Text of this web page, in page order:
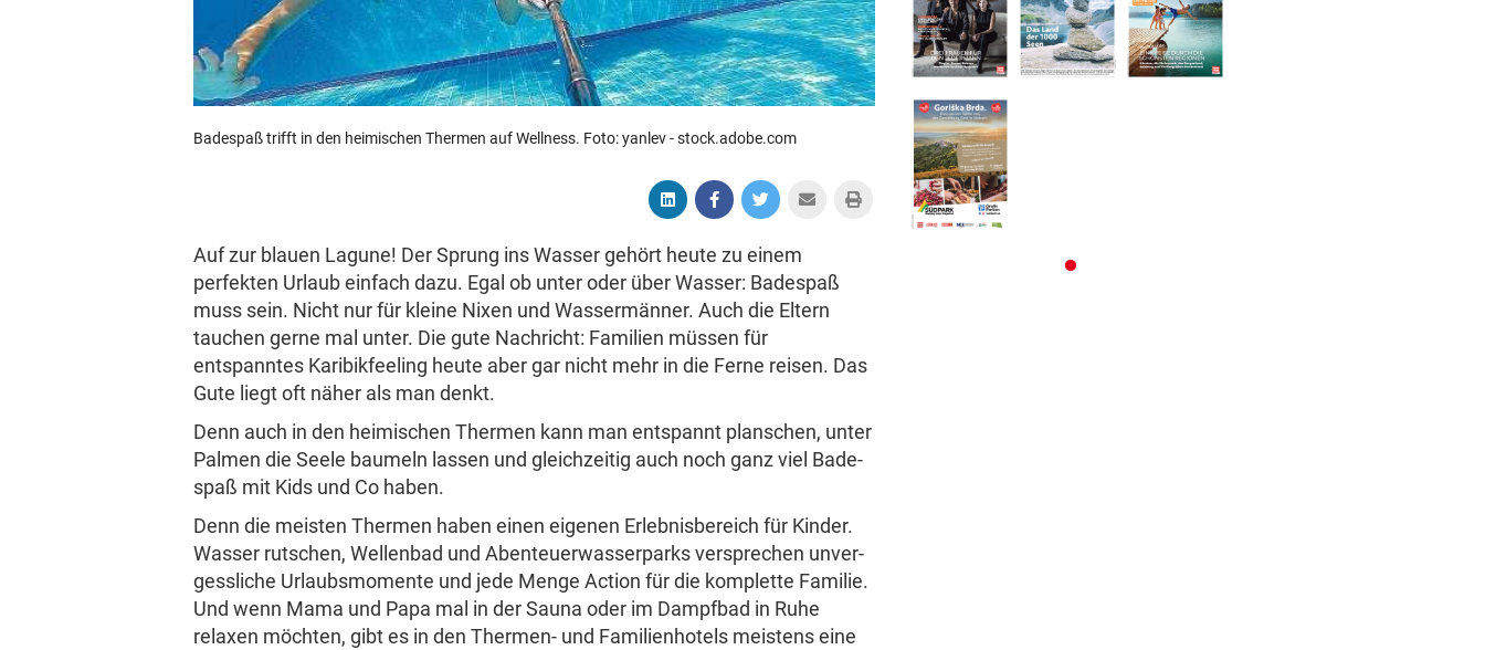
Bade­spaß trifft in den heimi­schen Thermen auf Well­ness. Foto: yanlev - stock.​adobe.​com
Auf zur blauen Lagune! Der Sprung ins Wasser gehört heute zu einem
perfekten Urlaub einfach dazu. Egal ob unter oder über Wasser: Bade­spaß
muss sein. Nicht nur für kleine Nixen und Wasser­mä­nner. Auch die Eltern
tauchen gerne mal unter. Die gute Nach­richt: Fami­lien müssen für
entspanntes Kari­bik­fee­ling heute aber gar nicht mehr in die Ferne reisen. Das
Gute liegt oft näher als man denkt.
Denn auch in den heimi­schen Thermen kann man entspannt plan­schen, unter
Palmen die Seele baumeln lassen und gleich­zeitig auch noch ganz viel Bade­
spaß mit Kids und Co haben.
Denn die meisten Thermen haben einen eigenen Erleb­nis­be­reich für Kinder.
Wasser rutschen, Wellenbad und Aben­teu­er­was­ser­parks verspre­chen unver­
gess­liche Urlaubs­mo­mente und jede Menge Action für die komplette Familie.
Und wenn Mama und Papa mal in der Sauna oder im Dampfbad in Ruhe
relaxen möc­hten, gibtes in den Thermen- und Fami­li­en­ho­tels meis­tens eine